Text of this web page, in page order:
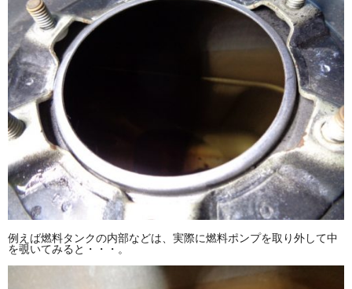
例えば燃料タンクの内部などは、実際に燃料ポンプを取り外して中
を覗いてみると・・・。